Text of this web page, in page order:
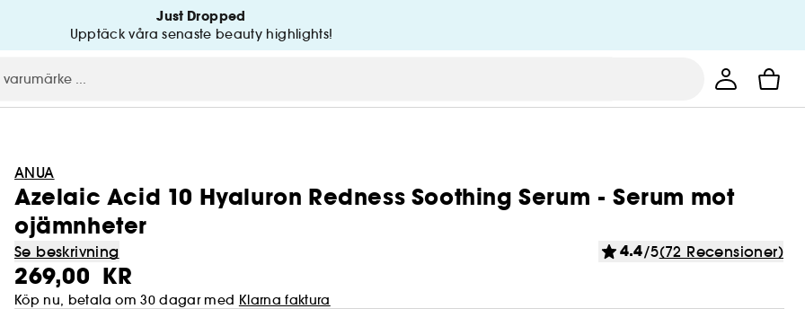
Just Dropped
Upptäck våra senaste beauty highlights!
ANUA
Azelaic Acid 10 Hyaluron Redness Soothing Serum - Serum mot
ojämnheter
Se beskrivning 4.4/5(72 Recensioner)
269,00 KR
Köp nu, betala om 30 dagar med Klarna faktura